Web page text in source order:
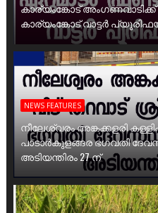
കാര്യംങ്കോട്
കാര്യംങ്കോട് വാട്ടർ
NEWS FEATURES
നീലേശ്വരം അങ്കക്കളരി
പാടാർകുളങ്ങര ഭഗവതി
അടിയന്തിരം 27 ന്